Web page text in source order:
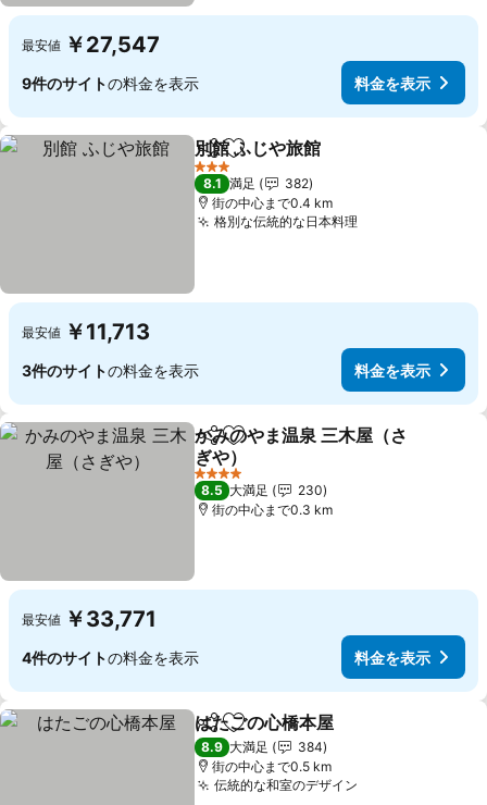
最安値 ￥27,547
9件のサイトの料金を表示 料金を表示
シェアお気に入りに追加
別館 ふじや旅館
3 ホテルのランク
8.1 満足
382
街の中心まで0.4 km
格別な伝統的な日本料理
最安値 ￥11,713
3件のサイトの料金を表示 料金を表示
シェアお気に入りに追加
かみのやま温泉 三木屋（さ
ぎや）
4 ホテルのランク
8.5 大満足
230
街の中心まで0.3 km
最安値 ￥33,771
4件のサイトの料金を表示 料金を表示
シェアお気に入りに追加
はたごの心橋本屋
8.9 大満足
384
街の中心まで0.5 km
伝統的な和室のデザイン